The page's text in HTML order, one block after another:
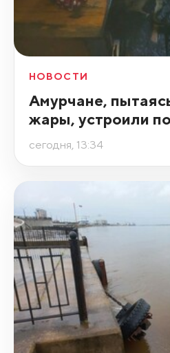
НОВОСТИ
Амурчане,
жары, устроили
сегодня, 13:34